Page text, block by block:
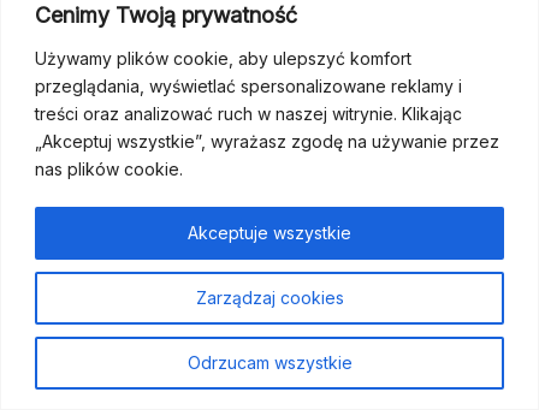
Cenimy Twoją prywatność
Używamy plików cookie, aby ulepszyć komfort
przeglądania, wyświetlać spersonalizowane reklamy i
treści oraz analizować ruch w naszej witrynie. Klikając
„Akceptuj wszystkie”, wyrażasz zgodę na używanie przez
nas plików cookie.
Zarządzaj cookies
Odrzucam wszystkie
Akceptuje wszystkie
fundacja@wcp.org.pl +48 534 464 455
Szukam
wsparcia
Poradniki
Dla
specjalistów